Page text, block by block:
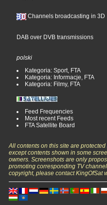
Channels broadcasting in 3D
DAB over DVB transmissions
polski
Kategoria: Sport, FTA
Kategoria: Informacje, FTA
Kategoria: Filmy, FTA
Feed Frequencies
Most recent Feeds
FTA Satellite Board
All contents on this site are
except contents shown in some
owners. Screenshots are only
promoting corresponding TV
copyright, please contact KingOfSat